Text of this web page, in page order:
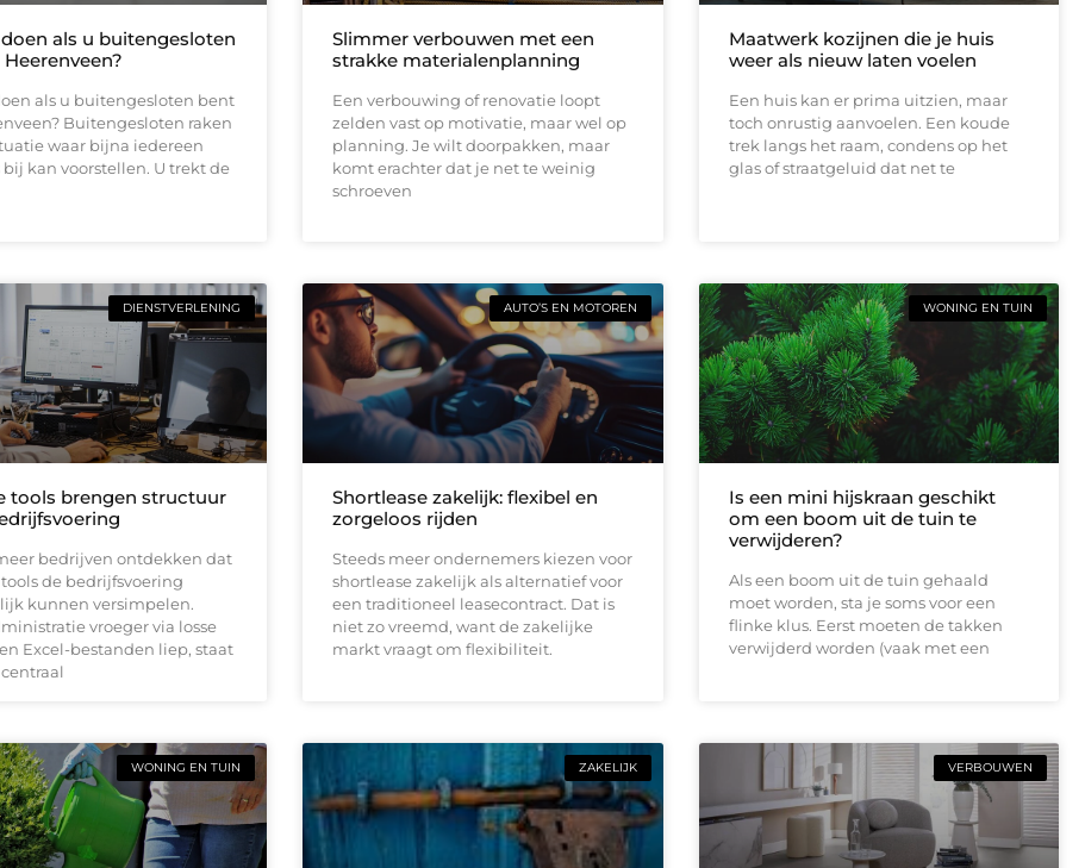
als u buitengesloten
als u buitengesloten bent
Buitengesloten raken
waar bijna iedereen
bij kan voorstellen. U trekt de
Slimmer verbouwen met een
strakke materialenplanning
Een verbouwing of renovatie loopt
zelden vast op motivatie, maar wel op
planning. Je wilt doorpakken, maar
komt erachter dat je net te weinig
schroeven
Maatwerk kozijnen die je huis
weer als nieuw laten voelen
Een huis kan er prima uitzien, maar
toch onrustig aanvoelen. Een koude
trek langs het raam, condens op het
glas of straatgeluid dat net te
DIENSTVERLENING
tools brengen structuur
bedrijven ontdekken dat
de bedrijfsvoering
kunnen versimpelen.
vroeger via losse
Excel-bestanden liep, staat
AUTO’S EN MOTOREN
Shortlease zakelijk: flexibel en
zorgeloos rijden
Steeds meer ondernemers kiezen voor
shortlease zakelijk als alternatief voor
een traditioneel leasecontract. Dat is
niet zo vreemd, want de zakelijke
markt vraagt om flexibiliteit.
WONING EN TUIN
Is een mini hijskraan geschikt
om een boom uit de tuin te
verwijderen?
Als een boom uit de tuin gehaald
moet worden, sta je soms voor een
flinke klus. Eerst moeten de takken
verwijderd worden (vaak met een
WONING EN TUIN ZAKELIJK VERBOUWEN